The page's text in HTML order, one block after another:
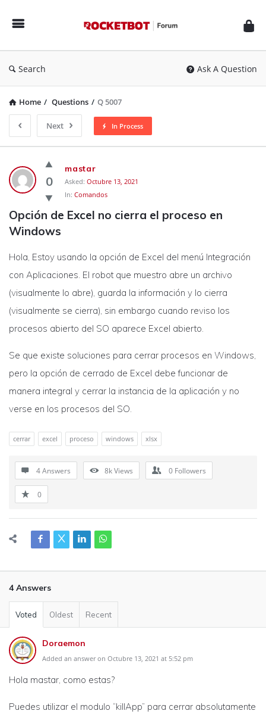
Forum
Search Ask A Question
Home / Questions / Q 5007
Next In Process
Rocketbot
Forum
Latest
Questions
0
mastar
Asked: Octubre 13, 2021
In: Comandos
Opción de Excel no cierra el proceso en
Windows
Hola, Estoy usando la opción de Excel del menú Integración
con Aplicaciones. El robot que muestro abre un archivo
(visualmente lo abre), guarda la información y lo cierra
(visualmente se cierra), sin embargo cuando reviso los
procesos abierto del SO aparece Excel abierto.
Se que existe soluciones para cerrar procesos en Windows,
pero la opción de cerrado de Excel debe funcionar de
manera integral y cerrar la instancia de la aplicación y no
verse en los procesos del SO.
cerrar excel proceso windows xlsx
4 Answers 8kViews 0 Followers
0
4 Answers
Voted Oldest Recent
Doraemon
Added an answer on Octubre 13, 2021 at 5:52 pm
Hola mastar, como estas?
Puedes utilizar el modulo “killApp” para cerrar absolutamente